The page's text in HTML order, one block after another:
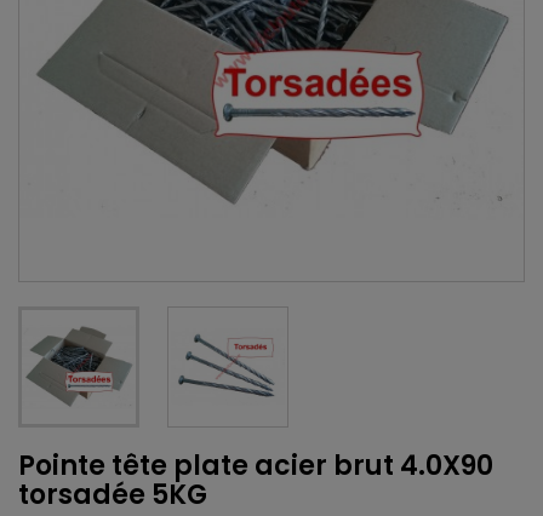
Pointe tête plate acier brut 4.0X90
torsadée 5KG